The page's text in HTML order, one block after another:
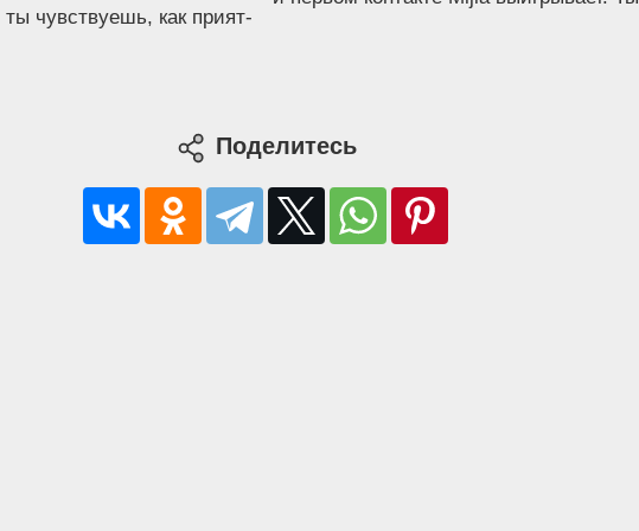
чув­ству­ешь, как при­ят­
Поделитесь